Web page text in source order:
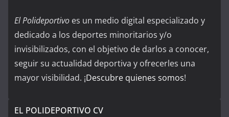
El Polideportivo es un medio digital especializado y
dedicado a los deportes minoritarios y/o
invisibilizados, con el objetivo de darlos a conocer,
seguir su actualidad deportiva y ofrecerles una
mayor visibilidad. ¡Descubre quienes somos!
EL POLIDEPORTIVO CV